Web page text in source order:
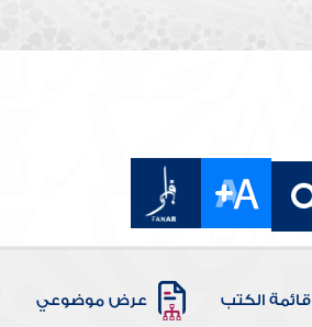
قائمة الكتب عرض موضوعي